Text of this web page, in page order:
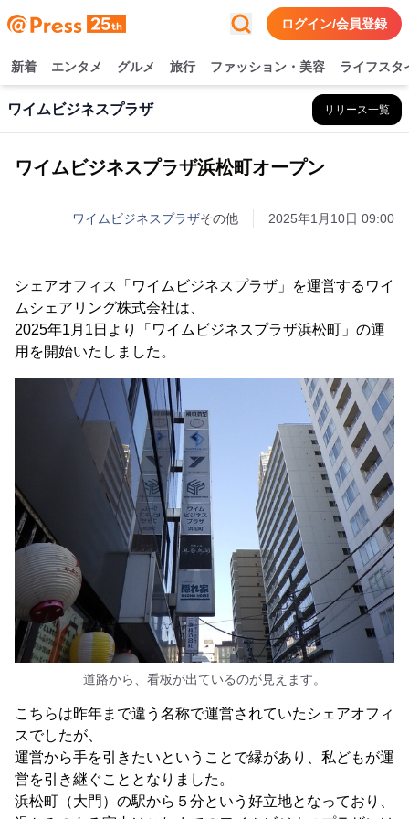
ログイン/会員登録
新着 エンタメ グルメ 旅行 ファッション・美容 ライフスタ
ワイムビジネスプラザ リリース一覧
ワイムビジネスプラザ浜松町オープン
ワイムビジネスプラザその他 2025年1月10日 09:00
シェアオフィス「ワイムビジネスプラザ」を運営するワイ
ムシェアリング株式会社は、
2025年1月1日より「ワイムビジネスプラザ浜松町」の運
用を開始いたしました。
道路から、看板が出ているのが見えます。
こちらは昨年まで違う名称で運営されていたシェアオフィ
スでしたが、
運営から手を引きたいということで縁があり、私どもが運
営を引き継ぐこととなりました。
浜松町（大門）の駅から５分という好立地となっており、